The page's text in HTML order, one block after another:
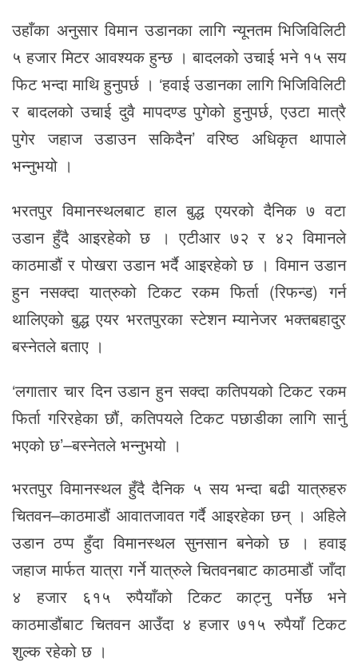
उहाँका अनुसार विमान उडानका लागि न्यूनतम भिजिविलिटी
५ हजार मिटर आवश्यक हुन्छ । बादलको उचाई भने १५ सय
फिट भन्दा माथि हुनुपर्छ । ‘हवाई उडानका लागि भिजिविलिटी
र बादलको उचाई दुवै मापदण्ड पुगेको हुनुपर्छ, एउटा मात्रै
पुगेर जहाज उडाउन सकिदैन’ वरिष्ठ अधिकृत थापाले
भन्नुभयो ।
भरतपुर विमानस्थलबाट हाल बुद्ध एयरको दैनिक ७ वटा
उडान हुँदै आइरहेको छ । एटीआर ७२ र ४२ विमानले
काठमाडौं र पोखरा उडान भर्दै आइरहेको छ । विमान उडान
हुन नसक्दा यात्रुको टिकट रकम फिर्ता (रिफन्ड) गर्न
थालिएको बुद्ध एयर भरतपुरका स्टेशन म्यानेजर भक्तबहादुर
बस्नेतले बताए ।
‘लगातार चार दिन उडान हुन सक्दा कतिपयको टिकट रकम
फिर्ता गरिरहेका छौं, कतिपयले टिकट पछाडीका लागि सार्नु
भएको छ’–बस्नेतले भन्नुभयो ।
भरतपुर विमानस्थल हुँदै दैनिक ५ सय भन्दा बढी यात्रुहरु
चितवन–काठमाडौं आवातजावत गर्दै आइरहेका छन् । अहिले
उडान ठप्प हुँदा विमानस्थल सुनसान बनेको छ । हवाइ
जहाज मार्फत यात्रा गर्ने यात्रुले चितवनबाट काठमाडौं जाँदा
४ हजार ६१५ रुपैयाँको टिकट काट्नु पर्नेछ भने
काठमाडौंबाट चितवन आउँदा ४ हजार ७१५ रुपैयाँ टिकट
शुल्क रहेको छ ।